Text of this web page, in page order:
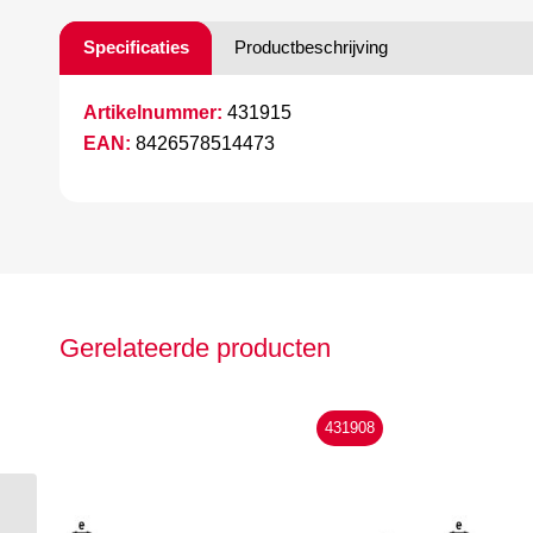
Specificaties Productbeschrijving
Artikelnummer: 431915
EAN: 8426578514473
Gerelateerde producten
431908